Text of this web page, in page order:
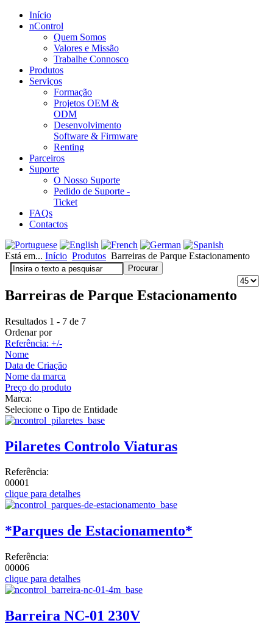
Início
nControl
Quem Somos
Valores e Missão
Trabalhe Connosco
Produtos
Serviços
Formação
Projetos OEM &
ODM
Desenvolvimento
Software & Firmware
Renting
Parceiros
Suporte
O Nosso Suporte
Pedido de Suporte -
Ticket
FAQs
Contactos
Está em... Início Produtos Barreiras de Parque Estacionamento
Barreiras de Parque Estacionamento
Resultados 1 - 7 de 7
Ordenar por
Referência: +/-
Nome
Data de Criação
Nome da marca
Preço do produto
Marca:
Selecione o Tipo de Entidade
Pilaretes Controlo Viaturas
Referência:
00001
clique para detalhes
*Parques de Estacionamento*
Referência:
00006
clique para detalhes
Barreira NC-01 230V